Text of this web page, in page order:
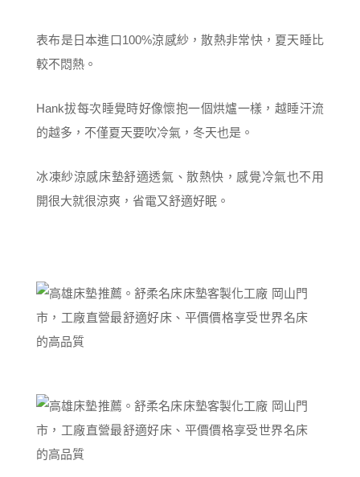
表布是日本進口100%涼感紗，散熱非常快，夏天睡比
較不悶熱。
Hank拔每次睡覺時好像懷抱一個烘爐一樣，越睡汗流
的越多，不僅夏天要吹冷氣，冬天也是。
冰凍紗涼感床墊舒適透氣、散熱快，感覺冷氣也不用
開很大就很涼爽，省電又舒適好眠。